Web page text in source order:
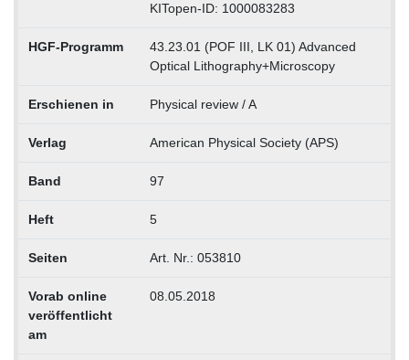
KITopen-ID: 1000083283
HGF-Programm
43.23.01 (POF III, LK 01) Advanced
Optical Lithography+Microscopy
Erschienen in Physical review / A
Verlag American Physical Society (APS)
Band 97
Heft 5
Seiten Art. Nr.: 053810
Vorab online
veröffentlicht
am
08.05.2018